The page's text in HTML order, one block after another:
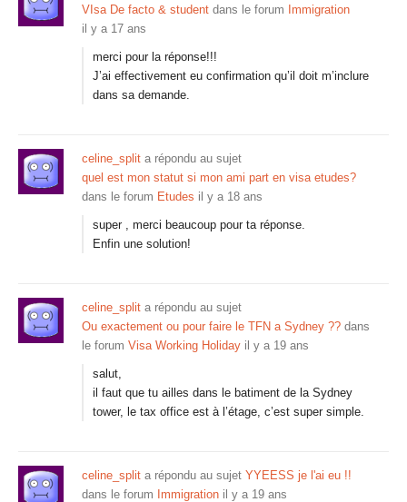
VIsa De facto & student dans le forum Immigration
il y a 17 ans
merci pour la réponse!!!
J’ai effectivement eu confirmation qu’il doit m’inclure
dans sa demande.
celine_split a répondu au sujet
quel est mon statut si mon ami part en visa etudes?
dans le forum Etudes il y a 18 ans
super , merci beaucoup pour ta réponse.
Enfin une solution!
celine_split a répondu au sujet
Ou exactement ou pour faire le TFN a Sydney ?? dans
le forum Visa Working Holiday il y a 19 ans
salut,
il faut que tu ailles dans le batiment de la Sydney
tower, le tax office est à l’étage, c’est super simple.
celine_split a répondu au sujet YYEESS je l'ai eu !!
dans le forum Immigration il y a 19 ans